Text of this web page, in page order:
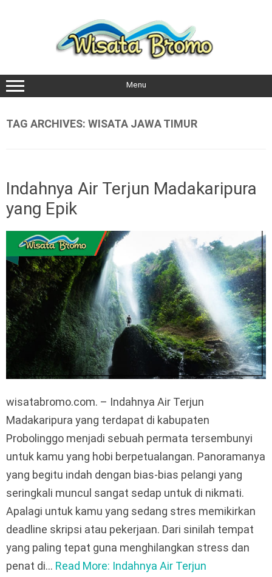
Menu
TAG ARCHIVES: WISATA JAWA TIMUR
Indahnya Air Terjun Madakaripura
yang Epik
wisatabromo.com. – Indahnya Air Terjun
Madakaripura yang terdapat di kabupaten
Probolinggo menjadi sebuah permata tersembunyi
untuk kamu yang hobi berpetualangan. Panoramanya
yang begitu indah dengan bias-bias pelangi yang
seringkali muncul sangat sedap untuk di nikmati.
Apalagi untuk kamu yang sedang stres memikirkan
deadline skripsi atau pekerjaan. Dari sinilah tempat
yang paling tepat guna menghilangkan stress dan
penat di… Read More: Indahnya Air Terjun